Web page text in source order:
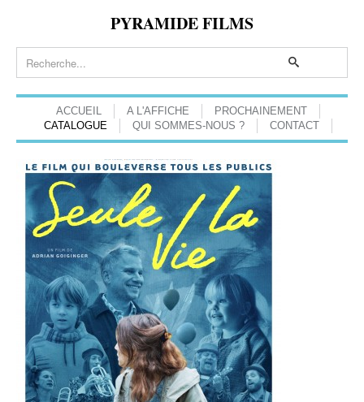
PYRAMIDE FILMS
ACCUEIL A L'AFFICHE
PROCHAINEMENT
CATALOGUE
QUI SOMMES-NOUS ? CONTACT